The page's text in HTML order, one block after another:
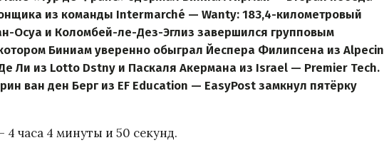
из команды Intermarché — Wanty: 183,4-километровый
Осуа и Коломбей-ле-Дез-Эглиз завершился групповым
Биниам уверенно обыграл Йеспера Филипсена из Alpecin
Ли из Lotto Dstny и Паскаля Акермана из Israel — Premier Tech.
ван ден Берг из EF Education — EasyPost замкнул пятёрку
часа 4 минуты и 50 секунд.